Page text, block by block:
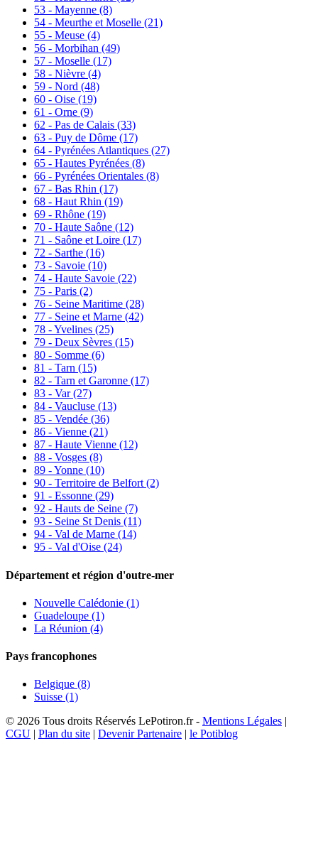
53 - Mayenne (8)
54 - Meurthe et Moselle (21)
55 - Meuse (4)
56 - Morbihan (49)
57 - Moselle (17)
58 - Nièvre (4)
59 - Nord (48)
60 - Oise (19)
61 - Orne (9)
62 - Pas de Calais (33)
63 - Puy de Dôme (17)
64 - Pyrénées Atlantiques (27)
65 - Hautes Pyrénées (8)
66 - Pyrénées Orientales (8)
67 - Bas Rhin (17)
68 - Haut Rhin (19)
69 - Rhône (19)
70 - Haute Saône (12)
71 - Saône et Loire (17)
72 - Sarthe (16)
73 - Savoie (10)
74 - Haute Savoie (22)
75 - Paris (2)
76 - Seine Maritime (28)
77 - Seine et Marne (42)
78 - Yvelines (25)
79 - Deux Sèvres (15)
80 - Somme (6)
81 - Tarn (15)
82 - Tarn et Garonne (17)
83 - Var(27)
84 - Vaucluse (13)
85 - Vendée (36)
86 - Vienne (21)
87 - Haute Vienne (12)
88 - Vosges (8)
89 - Yonne (10)
90 - Territoire de Belfort (2)
91 - Essonne (29)
92 - Hauts de Seine (7)
93 - Seine St Denis (11)
94 - Val de Marne (14)
95 - Val d'Oise (24)
Département et région d'outre-mer
Nouvelle Calédonie (1)
Guadeloupe (1)
La Réunion (4)
Pays francophones
Belgique (8)
Suisse (1)
© 2026 Tous droits Réservés LePotiron.fr - Mentions Légales |
CGU | Plan du site | Devenir Partenaire | le Potiblog